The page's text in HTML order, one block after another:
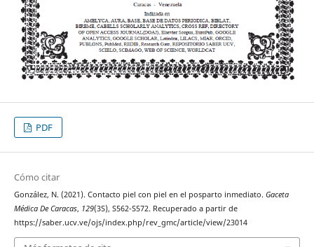
PDF
Cómo citar
González, N. (2021). Contacto piel con piel en el posparto inmediato. Gaceta
Médica De Caracas, 129(3S), S562-S572. Recuperado a partir de
https://saber.ucv.ve/ojs/index.php/rev_gmc/article/view/23014